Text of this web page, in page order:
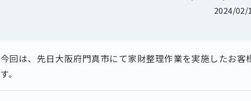
2024/02/
今回は、先日大阪府門真市にて家財整理作業を実施したお
す。